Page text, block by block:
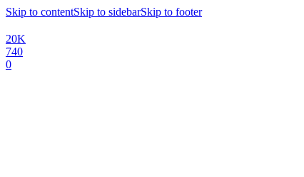
Skip to contentSkip to sidebarSkip to footer
20K
740
0